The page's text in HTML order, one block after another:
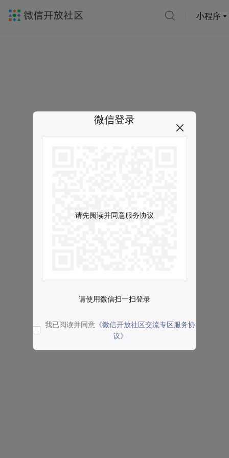
小程序
微信登录
请先阅读并同意服务协议
请使用微信扫一扫登录
我已阅读并同意 《微信开放社区交流专区服务协
议》